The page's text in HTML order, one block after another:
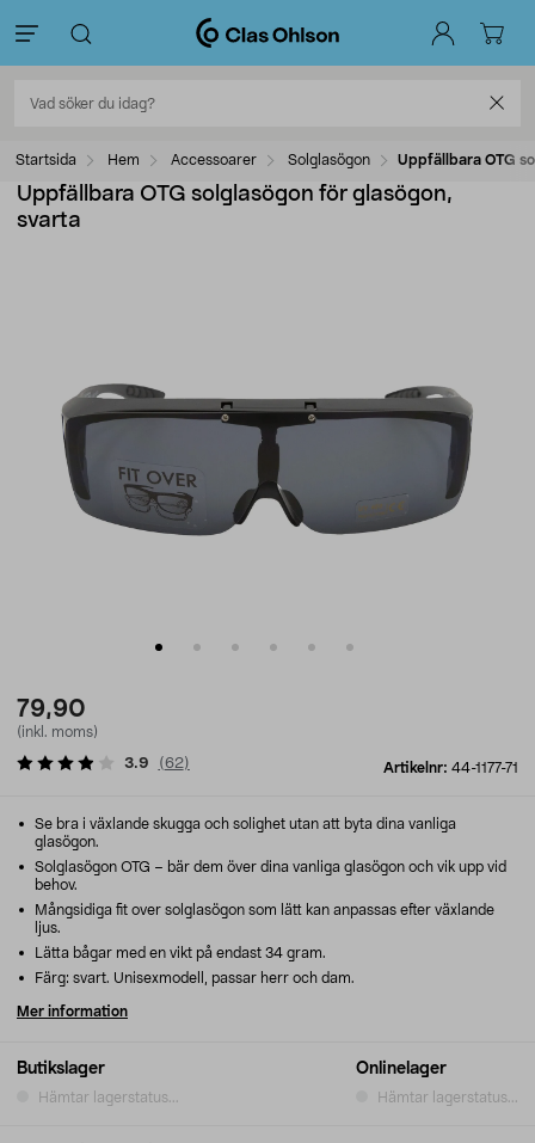
Startsida Hem Accessoarer Solglasögon Uppfällbara OTG
Uppfällbara OTG solglasögon för glasögon,
svarta
79,90
(inkl. moms)
Artikelnr: 44-1177-71
3.9 (62)
Butikslager
Hämtar lagerstatus...
Onlinelager
Hämtar lagerstatus...
Se bra i växlande skugga och solighet utan att byta dina vanliga
glasögon.
Solglasögon OTG – bär dem över dina vanliga glasögon och vik upp vid
behov.
Mångsidiga fit over solglasögon som lätt kan anpassas efter växlande
ljus.
Lätta bågar med en vikt på endast 34 gram.
Färg: svart. Unisexmodell, passar herr och dam.
Mer information